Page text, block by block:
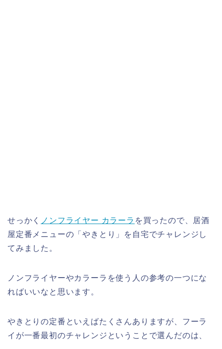
せっかく ノンフライヤー カラーラ を買ったので、居酒
屋定番メニューの「やきとり」を自宅でチャレンジし
てみました。
ノンフライヤーやカラーラを使う人の参考の一つにな
ればいいなと思います。
やきとりの定番といえばたくさんありますが、フーラ
イが一番最初のチャレンジということで選んだのは、